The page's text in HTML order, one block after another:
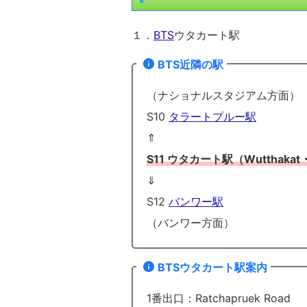
１． BTSウタカート駅
BTS近隣の駅
（ナショナルスタジアム方面）
S10 タラートプルー駅
⇑
S11 ウタカート駅（Wutthakat
⇓
S12 バンワー駅
（バンワー方面）
BTSウタカート駅案内
1番出口：Ratchapruek Road